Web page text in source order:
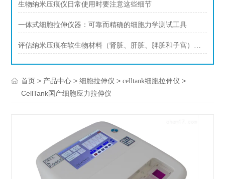
生物纳米压痕仪日常使用时要注意这些细节
一体式细胞拉伸仪器：可靠而精确的细胞力学测试工具
评估纳米压痕在软生物材料（肾脏、肝脏、脾脏和子宫）硬度测量中的应用
首页 > 产品中心 >细胞拉伸仪 >celltank细胞拉伸仪 >
CellTank国产细胞应力拉伸仪